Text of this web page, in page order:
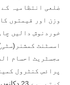
ضلعی انتظامیہ
وزن اور قیمتوں
خوردنوش دالیں
اسسٹنٹ
مجسٹریٹ احسام
پرائس کنٹرول